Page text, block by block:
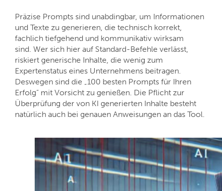
Präzise Prompts sind unabdingbar, um Informationen
und Texte zu generieren, die technisch korrekt,
fachlich tiefgehend und kommunikativ wirksam
sind. Wer sich hier auf Standard-Befehle verlässt,
riskiert generische Inhalte, die wenig zum
Expertenstatus eines Unternehmens beitragen.
Deswegen sind die „100 besten Prompts für Ihren
Erfolg“ mit Vorsicht zu genießen. Die Pflicht zur
Überprüfung der von KI generierten Inhalte besteht
natürlich auch bei genauen Anweisungen an das Tool.